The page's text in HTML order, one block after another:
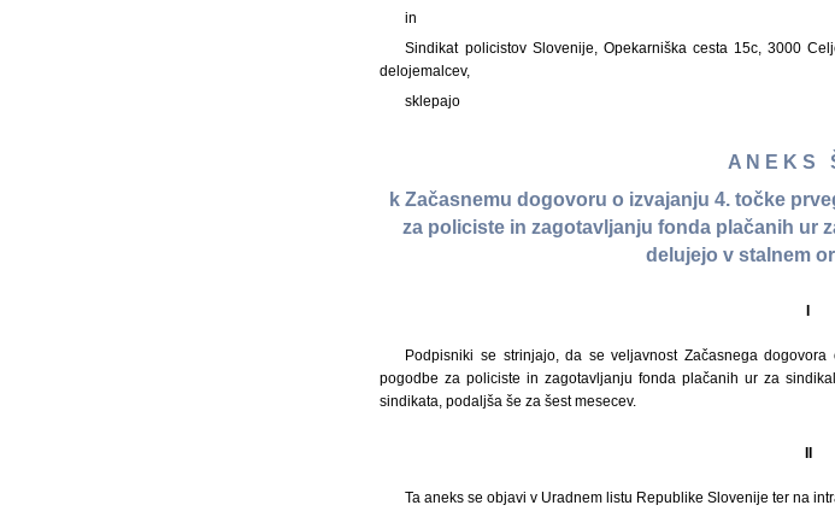
in
Sindikat policistov Slovenije, Opekarniška cesta 15c, 3000
delojemalcev,
sklepajo
A N E K S
k Začasnemu dogovoru o izvajanju 4. točke
za policiste in zagotavljanju fonda plačanih ur
delujejo v stalnem
Podpisniki se strinjajo, da se veljavnost Začasnega
pogodbe za policiste in zagotavljanju fonda plačanih ur za
sindikata, podaljša še za šest mesecev.
Ta aneks se objavi v Uradnem listu Republike Slovenije ter na